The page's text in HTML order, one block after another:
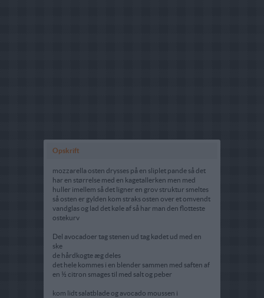
Opskrift
mozzarella osten drysses på en sliplet pande så det
har en størrelse med en kagetallerken men med
huller imellem så det ligner en grov struktur smeltes
så osten er gylden kom straks osten over et omvendt
vandglas og lad det køle af så har man den flotteste
ostekurv
Del avocadoer tag stenen ud tag kødet ud med en
ske
de hårdkogte æg deles
det hele kommes i en blender sammen med saften af
en ½ citron smages til med salt og peber
kom lidt salatblade og avocado moussen i